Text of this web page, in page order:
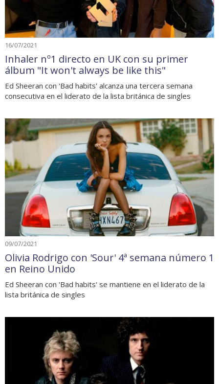
16/07/2021
Inhaler nº1 directo en UK con su primer
álbum "It won't always be like this"
Ed Sheeran con 'Bad habits' alcanza una tercera semana
consecutiva en el liderato de la lista británica de singles
09/07/2021
Olivia Rodrigo con 'Sour' 4ª semana número 1
en Reino Unido
Ed Sheeran con 'Bad habits' se mantiene en el liderato de la
lista británica de singles